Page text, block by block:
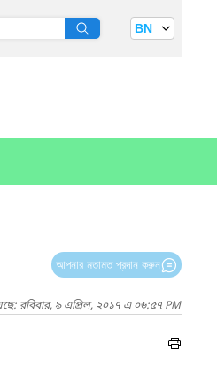
BN
আপনার মতামত প্রদান করুন
রবিবার, ৯ এপ্রিল, ২০১৭ এ ০৬:৫৭ PM